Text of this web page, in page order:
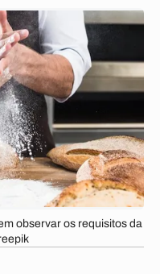
observar os requisitos da